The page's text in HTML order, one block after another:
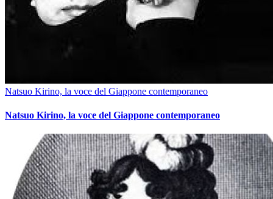
Natsuo Kirino, la voce del Giappone contemporaneo
Natsuo Kirino, la voce del Giappone contemporaneo